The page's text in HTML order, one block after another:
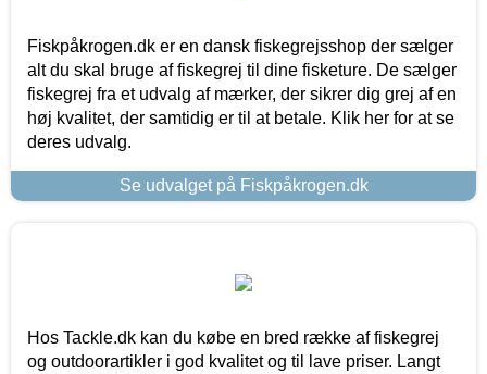
Fiskpåkrogen.dk er en dansk fiskegrejsshop der sælger
alt du skal bruge af fiskegrej til dine fisketure. De sælger
fiskegrej fra et udvalg af mærker, der sikrer dig grej af en
høj kvalitet, der samtidig er til at betale. Klik her for at se
deres udvalg.
Se udvalget på Fiskpåkrogen.dk
Hos Tackle.dk kan du købe en bred række af fiskegrej
og outdoorartikler i god kvalitet og til lave priser. Langt